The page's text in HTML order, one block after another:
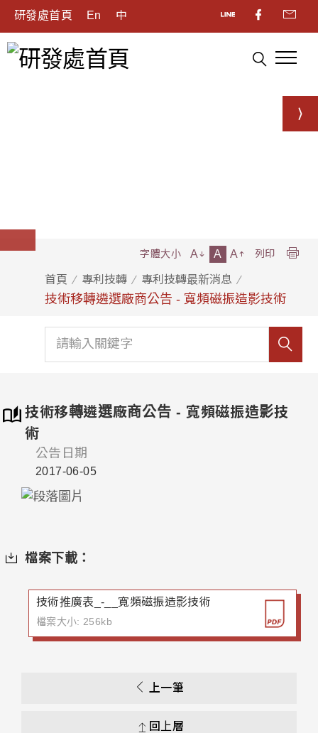
研發處首頁 En 中
首頁 專利技轉 專利技轉最新消息
技術移轉遴選廠商公告 - 寬頻磁振造影技術
字體大小 A A A 列印
技術移轉遴選廠商公告 - 寬頻磁振造影技
術
公告日期
2017-06-05
檔案下載：
技術推廣表_-__寬頻磁振造影技術
檔案大小: 256kb
上一筆
回上層